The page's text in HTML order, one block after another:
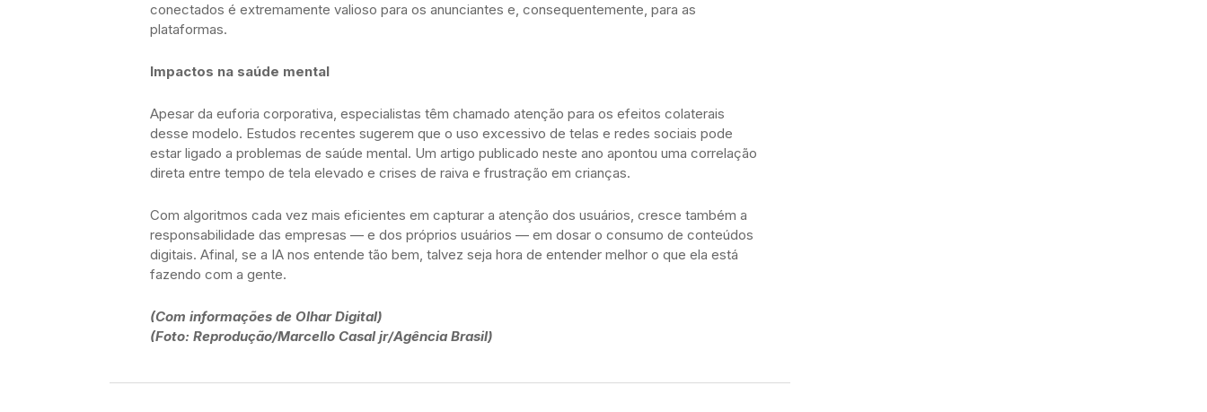
conectados é extremamente valioso para os anunciantes e, consequentemente, para as
plataformas.
Impactos na saúde mental
Apesar da euforia corporativa, especialistas têm chamado atenção para os efeitos colaterais
desse modelo. Estudos recentes sugerem que o uso excessivo de telas e redes sociais pode
estar ligado a problemas de saúde mental. Um artigo publicado neste ano apontou uma correlação
direta entre tempo de tela elevado e crises de raiva e frustração em crianças.
Com algoritmos cada vez mais eficientes em capturar a atenção dos usuários, cresce também a
responsabilidade das empresas — e dos próprios usuários — em dosar o consumo de conteúdos
digitais. Afinal, se a IA nos entende tão bem, talvez seja hora de entender melhor o que ela está
fazendo com a gente.
(Com informações de Olhar Digital)
(Foto: Reprodução/Marcello Casal jr/Agência Brasil)